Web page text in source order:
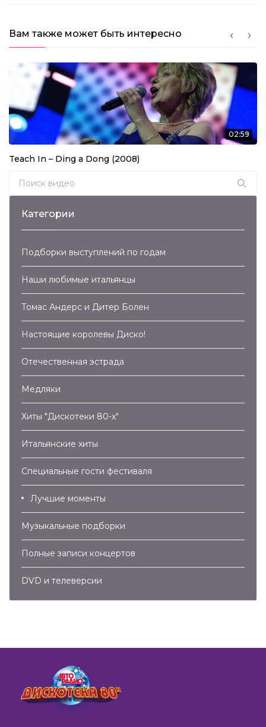
Вам также может быть интересно
02:59
Teach In – Ding a Dong (2008)
Search for:
Категории
Подборки выступлений по годам
Наши любимые итальянцы
Томас Андерс и Дитер Болен
Настоящие королевы Диско!
Отечественная эстрада
Медляки
Хиты "Дискотеки 80-х"
Итальянские хиты
Специальные гости фестиваля
Лучшие моменты
Музыкальные подборки
Полные записи концертов
DVD и телеверсии